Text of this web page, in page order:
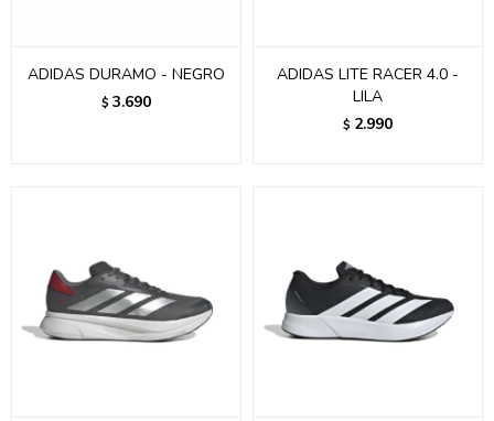
ADIDAS DURAMO - NEGRO
$ 3.690
ADIDAS LITE RACER 4.0 -
LILA
$ 2.990